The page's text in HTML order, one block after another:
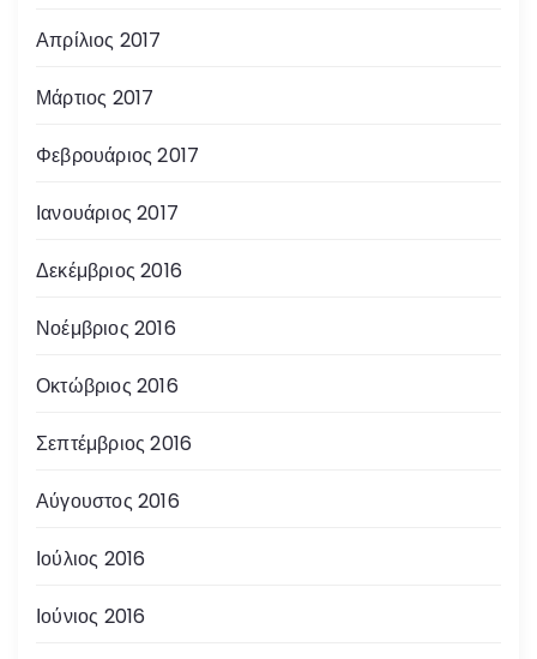
Απρίλιος 2017
Μάρτιος 2017
Φεβρουάριος 2017
Ιανουάριος 2017
Δεκέμβριος 2016
Νοέμβριος 2016
Οκτώβριος 2016
Σεπτέμβριος 2016
Αύγουστος 2016
Ιούλιος 2016
Ιούνιος 2016